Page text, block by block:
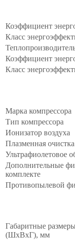
Коэффициент
Класс
Коэффициент
Класс
Марка компрессора
Тип компрессора
Ионизатор воздуха
Плазменная
Ультрафиолетовое
Дополнительные
комплекте
Противопылевой
Габаритные
(ШxВxГ), мм